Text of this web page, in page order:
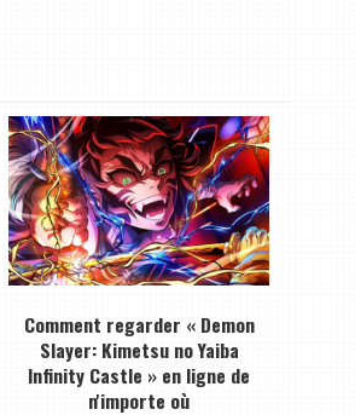
Comment regarder « Demon
Slayer: Kimetsu no Yaiba
Infinity Castle » en ligne de
n'importe où